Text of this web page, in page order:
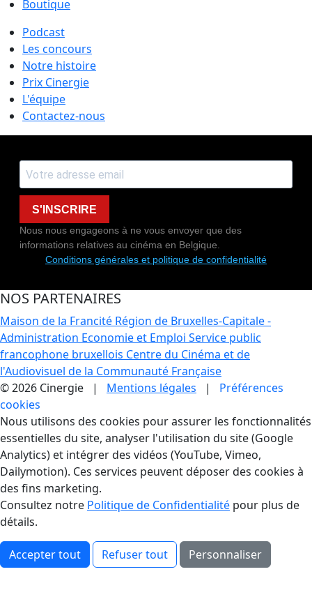
Boutique
Podcast
Les concours
Notre histoire
Prix Cinergie
L'équipe
Contactez-nous
S'INSCRIRE
Nous nous engageons à ne vous envoyer que des
informations relatives au cinéma en Belgique.
Conditions générales et politique de confidentialité
NOS PARTENAIRES
Maison de la Francité Région de Bruxelles-Capitale -
Administration Economie et Emploi Service public
francophone bruxellois Centre du Cinéma et de
l'Audiovisuel de la Communauté Française
© 2026 Cinergie | Mentions légales | Préférences
cookies
Gestion des Cookies
Nous utilisons des cookies pour assurer les fonctionnalités
essentielles du site, analyser l'utilisation du site (Google
Analytics) et intégrer des vidéos (YouTube, Vimeo,
Dailymotion). Ces services peuvent déposer des cookies à
des fins marketing.
Consultez notre Politique de Confidentialité pour plus de
détails.
Accepter tout Refuser tout Personnaliser